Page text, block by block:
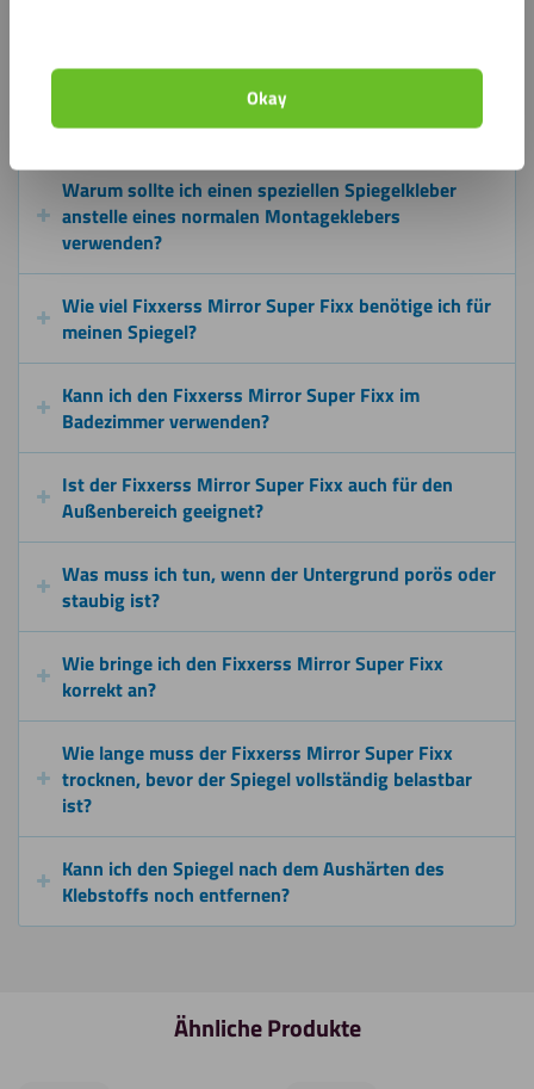
Okay
Häufig gestellte Fragen
Warum sollte ich einen speziellen Spiegelkleber
anstelle eines normalen Montageklebers
verwenden?
Wie viel Fixxerss Mirror Super Fixx benötige ich für
meinen Spiegel?
Kann ich den Fixxerss Mirror Super Fixx im
Badezimmer verwenden?
Ist der Fixxerss Mirror Super Fixx auch für den
Außenbereich geeignet?
Was muss ich tun, wenn der Untergrund porös oder
staubig ist?
Wie bringe ich den Fixxerss Mirror Super Fixx
korrekt an?
Wie lange muss der Fixxerss Mirror Super Fixx
trocknen, bevor der Spiegel vollständig belastbar
ist?
Kann ich den Spiegel nach dem Aushärten des
Klebstoffs noch entfernen?
Ähnliche Produkte